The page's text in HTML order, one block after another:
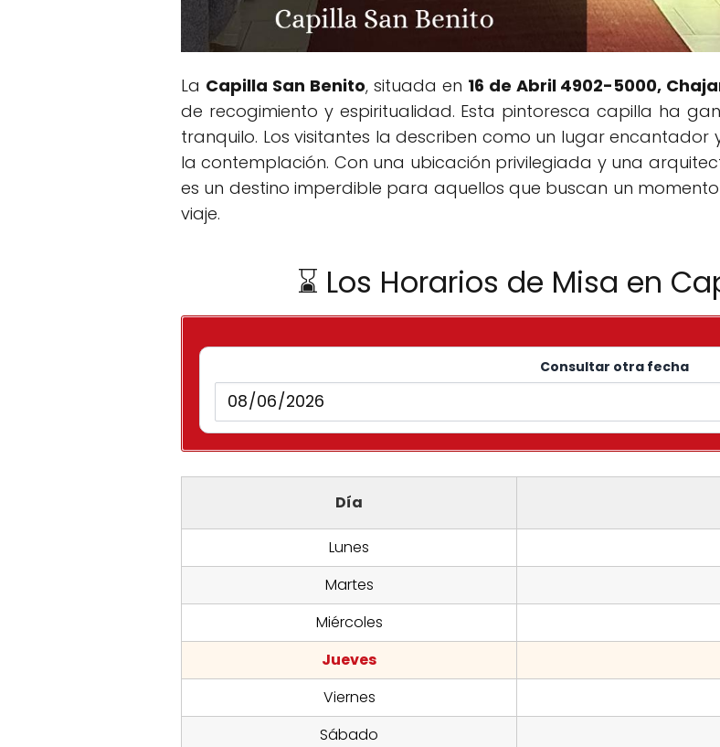
La Capilla San Benito, situada en 16 de Abril 4902-5000,
de recogimiento y espiritualidad. Esta pintoresca capilla ha
tranquilo. Los visitantes la describen como un lugar
la contemplación. Con una ubicación privilegiada y una
es un destino imperdible para aquellos que buscan un
viaje.
⌛ Los Horarios de Misa en
Consultar otra fecha
Día
Lunes
Martes
Miércoles
Jueves
Viernes
Sábado